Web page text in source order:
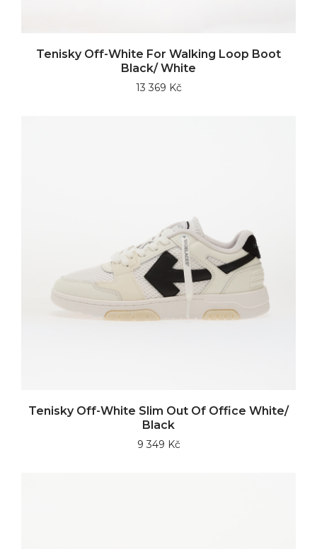
Tenisky Off-White For Walking Loop Boot
Black/ White
13 369 Kč
Tenisky Off-White Slim Out Of Office White/
Black
9 349 Kč